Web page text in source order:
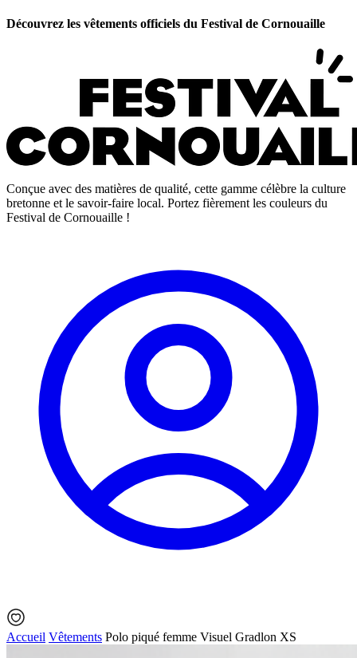
Découvrez les vêtements officiels du Festival de Cornouaille
Conçue avec des matières de qualité, cette gamme célèbre la culture
bretonne et le savoir-faire local. Portez fièrement les couleurs du
Festival de Cornouaille !
Accueil Vêtements Polo piqué femme Visuel Gradlon XS